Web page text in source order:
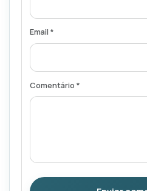
Email *
Comentário *